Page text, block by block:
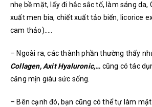
nhẹ bề mặt, lấy đi hắc sắc tố, làm sáng da,
xuất men bia, chiết xuất tảo biển, licorice
cam thảo)…..
– Ngoài ra, các thành phần thường thấy
Collagen, Axit Hyaluronic,… cũng có tác
căng mịn giàu sức sống.
– Bên cạnh đó, bạn cũng có thể tự làm